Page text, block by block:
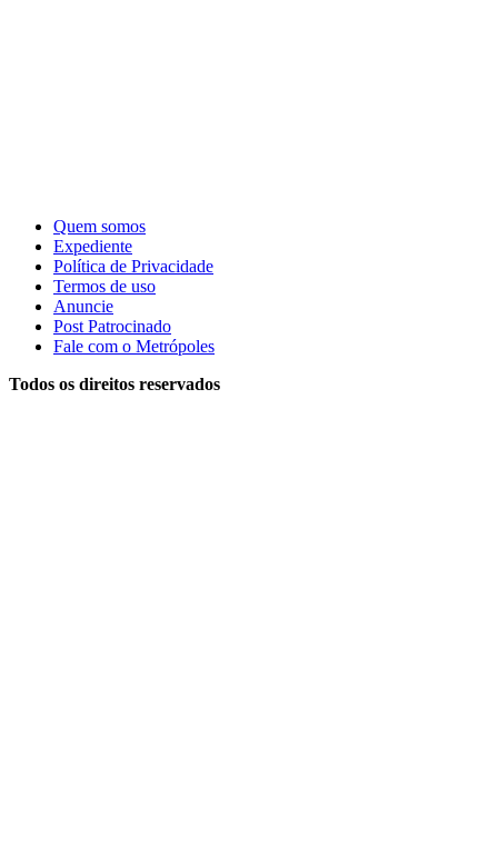
Quem somos
Expediente
Política de Privacidade
Termos de uso
Anuncie
Post Patrocinado
Fale com o Metrópoles
Todos os direitos reservados